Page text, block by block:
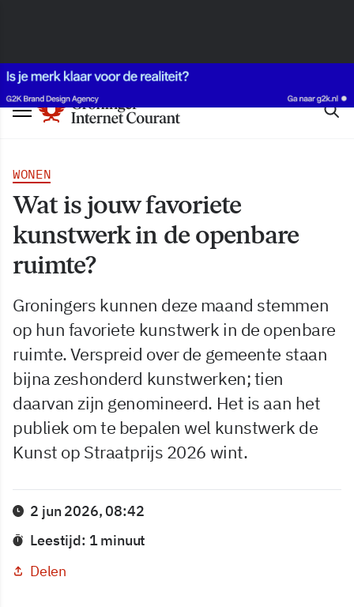
WONEN
Wat is jouw favoriete
kunstwerk in de openbare
ruimte?
Groningers kunnen deze maand stemmen
op hun favoriete kunstwerk in de openbare
ruimte. Verspreid over de gemeente staan
bijna zeshonderd kunstwerken; tien
daarvan zijn genomineerd. Het is aan het
publiek om te bepalen wel kunstwerk de
Kunst op Straatprijs 2026 wint.
2 jun 2026, 08:42
Leestijd: 1 minuut
Delen